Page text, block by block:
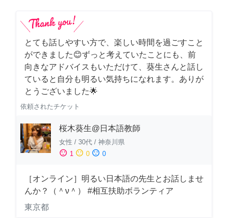
とても話しやすい方で、楽しい時間を過ごすこと
ができました😊ずっと考えていたことにも、前
向きなアドバイスもいただけて、葵生さんと話し
ていると自分も明るい気持ちになれます。ありが
とうございました🌟
依頼されたチケット
桜木葵生@日本語教師
女性 / 30代 / 神奈川県
sentiment_satisfied 1 sentiment_neutral 0 sentiment_dissatisfied 0
［オンライン］明るい日本語の先生とお話しませ
んか？（＾ν＾） #相互扶助ボランティア
東京都